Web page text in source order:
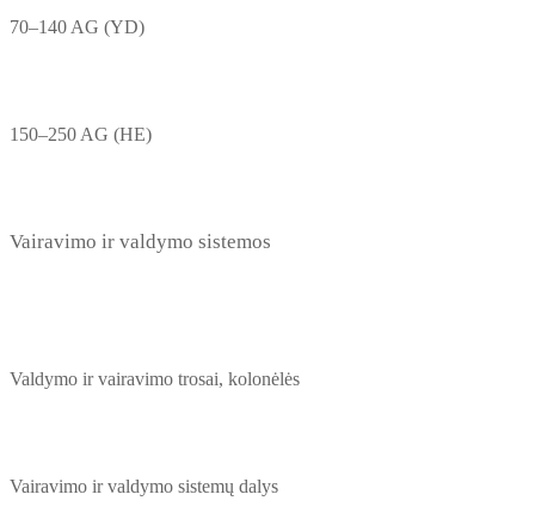
70–140 AG (YD)
150–250 AG (HE)
Vairavimo ir valdymo sistemos
Valdymo ir vairavimo trosai, kolonėlės
Vairavimo ir valdymo sistemų dalys